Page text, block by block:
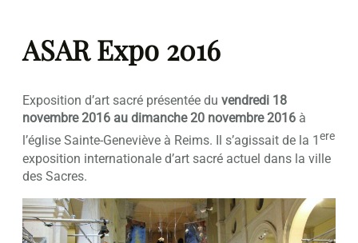
ASAR Expo 2016
Exposition d’art sacré présentée du vendredi 18
novembre 2016 au dimanche 20 novembre 2016 à
l’église Sainte-Geneviève à Reims. Il s’agissait de la 1ere
exposition internationale d’art sacré actuel dans la ville
des Sacres.